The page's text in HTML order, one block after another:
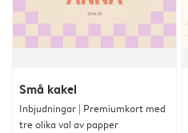
Små kakel
Inbjudningar | Premiumkort med
tre olika val av papper